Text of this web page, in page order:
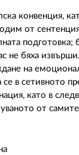
конвенция,
от
подготовка;
не бяха
на
в сетивното
като в
от